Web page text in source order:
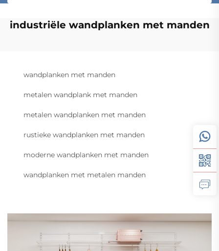
industriële wandplanken met manden
wandplanken met manden
metalen wandplank met manden
metalen wandplanken met manden
rustieke wandplanken met manden
moderne wandplanken met manden
wandplanken met metalen manden